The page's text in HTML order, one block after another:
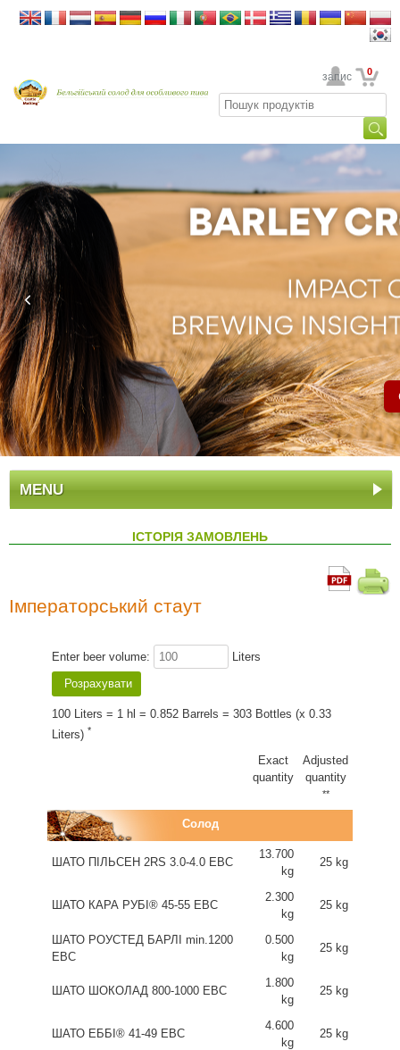
Ваш обліковий запис 0
MENU
ІСТОРІЯ ЗАМОВЛЕНЬ
Імператорський стаут
Enter beer volume: Liters
100 Liters = 1 hl = 0.852 Barrels = 303 Bottles (x 0.33
Liters) *
Exact
quantity
Adjusted
quantity
**
Солод
ШАТО ПІЛЬСЕН 2RS 3.0-4.0 EBC
13.700
kg
25 kg
ШАТО КАРА РУБІ® 45-55 EBC
2.300
kg
25 kg
ШАТО РОУСТЕД БАРЛІ min.1200
EBC
0.500
kg
25 kg
ШАТО ШОКОЛАД 800-1000 EBC
1.800
kg
25 kg
ШАТО ЕББІ® 41-49 EBC
4.600
kg
25 kg